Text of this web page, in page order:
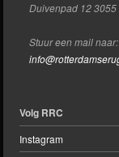
Duivenpad 12
Stuur een mail naar:
Volg RRC
Instagram